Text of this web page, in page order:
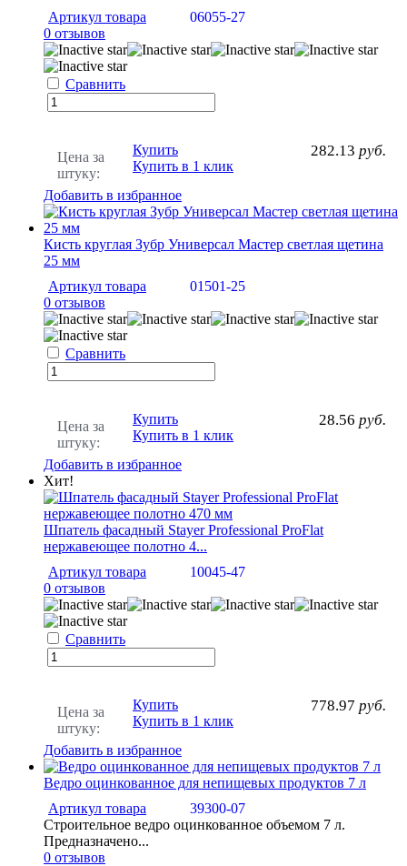
Артикул товара
06055-27
0 отзывов
Сравнить
Цена за
штуку:
282.13 руб.
Купить
Купить в 1 клик
Добавить в избранное
Кисть круглая Зубр Универсал Мастер светлая щетина
25 мм
Артикул товара
01501-25
0 отзывов
Сравнить
Цена за
штуку:
28.56 руб.
Купить
Купить в 1 клик
Добавить в избранное
Хит!
Шпатель фасадный Stayer Professional ProFlat
нержавеющее полотно 4...
Артикул товара
10045-47
0 отзывов
Сравнить
Цена за
штуку:
778.97 руб.
Купить
Купить в 1 клик
Добавить в избранное
Ведро оцинкованное для непищевых продуктов 7 л
Артикул товара
39300-07
Строительное ведро оцинкованное объемом 7 л.
Предназначено...
0 отзывов